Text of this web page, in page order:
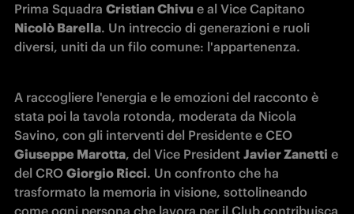
Prima Squadra Cristian Chivu
Nicolò Barella. Un intreccio di generazioni e ruoli
diversi, uniti da un filo comune: l'appartenenza.
A raccogliere l'energia e le emozioni del racconto è
stata poi la tavola rotonda, moderata da Nicola
Giuseppe Marotta, del Vice President Javier Zanetti e
del CRO Giorgio Ricci. Un confronto che ha
trasformato la memoria in visione, sottolineando
come ogni persona che lavora per il Club contribuisca